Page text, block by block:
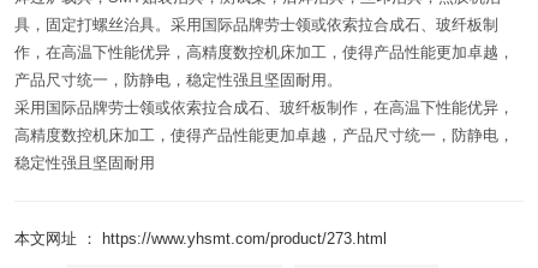
具，固定打螺丝治具。采用国际品牌劳士领或依索拉合成石、玻纤板制
作，在高温下性能优异，高精度数控机床加工，使得产品性能更加卓越，
产品尺寸统一，防静电，稳定性强且坚固耐用。
采用国际品牌劳士领或依索拉合成石、玻纤板制作，在高温下性能优异，
高精度数控机床加工，使得产品性能更加卓越，产品尺寸统一，防静电，
稳定性强且坚固耐用
本文网址 ： https://www.yhsmt.com/product/273.html